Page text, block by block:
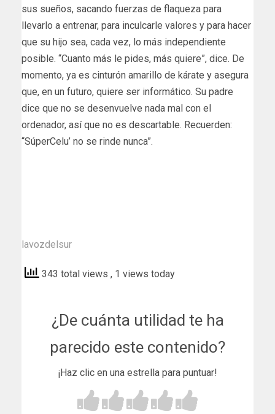
sus sueños, sacando fuerzas de flaqueza para
llevarlo a entrenar, para inculcarle valores y para hacer
que su hijo sea, cada vez, lo más independiente
posible. “Cuanto más le pides, más quiere”, dice. De
momento, ya es cinturón amarillo de kárate y asegura
que, en un futuro, quiere ser informático. Su padre
dice que no se desenvuelve nada mal con el
ordenador, así que no es descartable. Recuerden:
“SúperCelu’ no se rinde nunca”.
lavozdelsur
343 total views , 1 views today
¿De cuánta utilidad te ha
parecido este contenido?
¡Haz clic en una estrella para puntuar!